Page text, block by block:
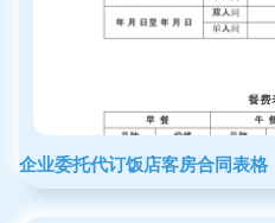
企业委托代订饭店客房合同表格